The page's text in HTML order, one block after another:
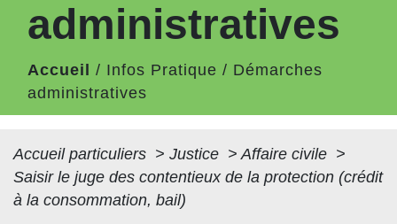
administratives
Accueil / Infos Pratique / Démarches
administratives
Accueil particuliers > Justice > Affaire civile >
Saisir le juge des contentieux de la protection (crédit
à la consommation, bail)